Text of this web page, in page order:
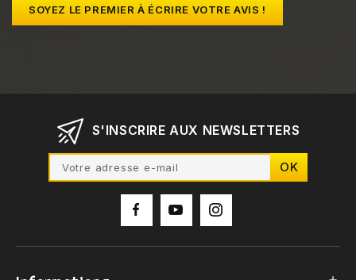
SOYEZ LE PREMIER À ÉCRIRE VOTRE AVIS !
S'INSCRIRE AUX NEWSLETTERS